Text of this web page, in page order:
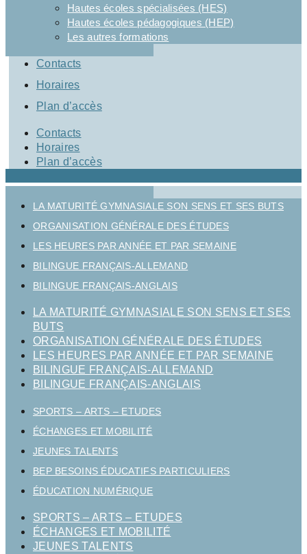
Hautes écoles spécialisées (HES)
Hautes écoles pédagogiques (HEP)
Les autres formations
Contacts
Horaires
Plan d’accès
Contacts
Horaires
Plan d’accès
LA MATURITÉ GYMNASIALE SON SENS ET SES BUTS
ORGANISATION GÉNÉRALE DES ÉTUDES
LES HEURES PAR ANNÉE ET PAR SEMAINE
BILINGUE FRANÇAIS-ALLEMAND
BILINGUE FRANÇAIS-ANGLAIS
LA MATURITÉ GYMNASIALE SON SENS ET SES
BUTS
ORGANISATION GÉNÉRALE DES ÉTUDES
LES HEURES PAR ANNÉE ET PAR SEMAINE
BILINGUE FRANÇAIS-ALLEMAND
BILINGUE FRANÇAIS-ANGLAIS
SPORTS – ARTS – ETUDES
ÉCHANGES ET MOBILITÉ
JEUNES TALENTS
BEP BESOINS ÉDUCATIFS PARTICULIERS
ÉDUCATION NUMÉRIQUE
SPORTS – ARTS – ETUDES
ÉCHANGES ET MOBILITÉ
JEUNES TALENTS